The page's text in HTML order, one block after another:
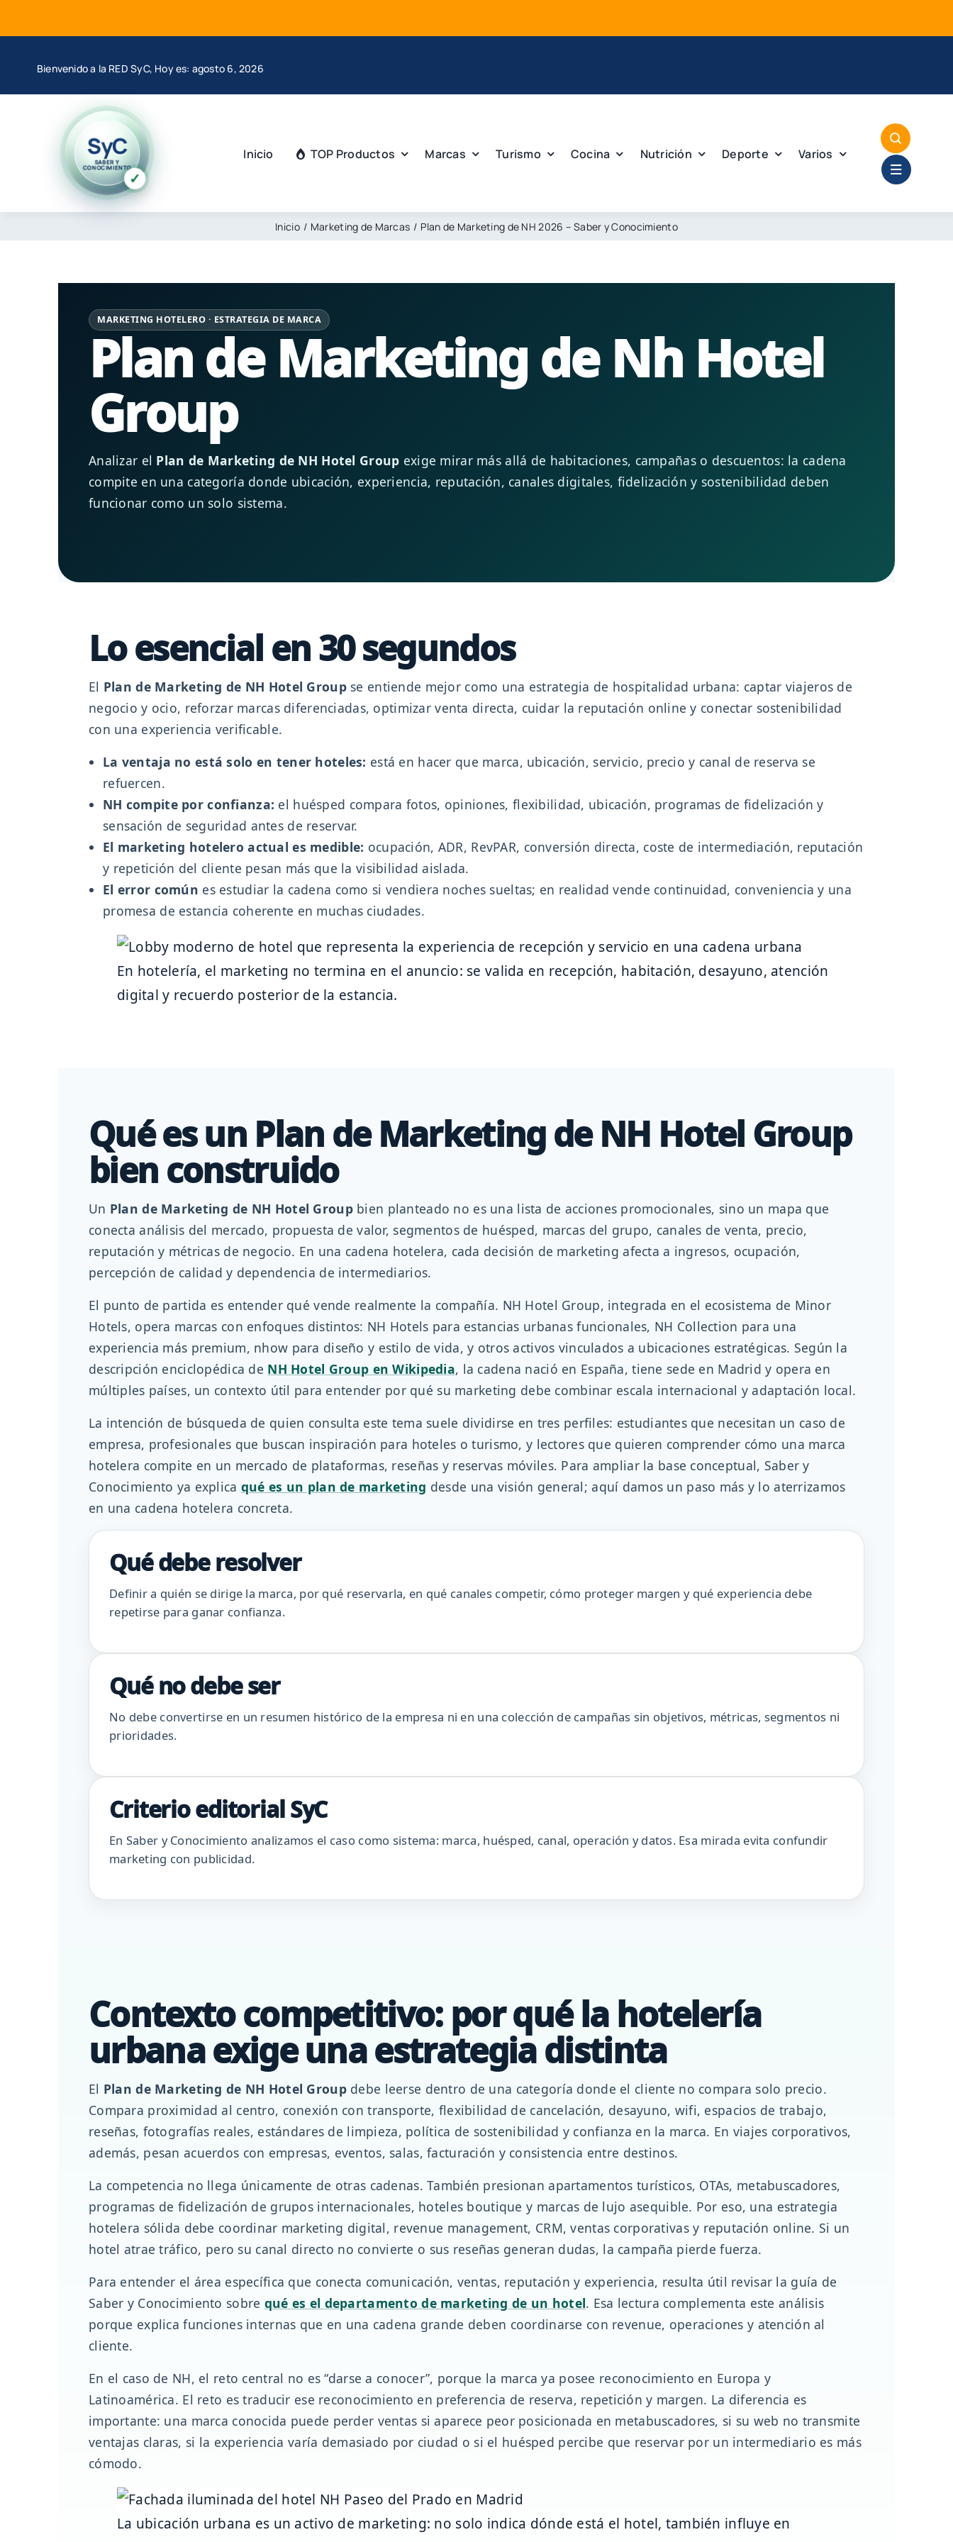
al
Bienvenido a la RED SyC, Hoy es: agosto 6, 2026
SyC
SABER Y
CONOCIMIENTO
✓
Inicio TOP Productos Marcas Turismo Cocina Nutrición Deporte Varios
Inicio Marketing de Marcas Plan de Marketing de NH 2026 – Saber y Conocimiento
MARKETING HOTELERO · ESTRATEGIA DE MARCA
Plan de Marketing de Nh Hotel
Group
Analizar el Plan de Marketing de NH Hotel Group exige mirar más allá de habitaciones, campañas o descuentos: la cadena
compite en una categoría donde ubicación, experiencia, reputación, canales digitales, fidelización y sostenibilidad deben
funcionar como un solo sistema.
Lo esencial en 30 segundos
El Plan de Marketing de NH Hotel Groupse entiende mejor como una estrategia de hospitalidad urbana: captar viajeros de
negocio y ocio, reforzar marcas diferenciadas, optimizar venta directa, cuidar la reputación online y conectar sostenibilidad
con una experiencia verificable.
La ventaja no está solo en tener hoteles: está en hacer que marca, ubicación, servicio, precio y canal de reserva se
refuercen.
NH compite por confianza: el huésped compara fotos, opiniones, flexibilidad, ubicación, programas de fidelización y
sensación de seguridad antes de reservar.
El marketing hotelero actual es medible: ocupación, ADR, RevPAR, conversión directa, coste de intermediación, reputación
y repetición del cliente pesan más que la visibilidad aislada.
El error común es estudiar la cadena como si vendiera noches sueltas; en realidad vende continuidad, conveniencia y una
promesa de estancia coherente en muchas ciudades.
En hotelería, el marketing no termina en el anuncio: se valida en recepción, habitación, desayuno, atención
digital y recuerdo posterior de la estancia.
Qué es un Plan de Marketing de NH Hotel Group
bien construido
Un Plan de Marketing de NH Hotel Groupbien planteado no es una lista de acciones promocionales, sino un mapa que
conecta análisis del mercado, propuesta de valor, segmentos de huésped, marcas del grupo, canales de venta, precio,
reputación y métricas de negocio. En una cadena hotelera, cada decisión de marketing afecta a ingresos, ocupación,
percepción de calidad y dependencia de intermediarios.
El punto de partida es entender qué vende realmente la compañía. NH Hotel Group, integrada en el ecosistema de Minor
Hotels, opera marcas con enfoques distintos: NH Hotels para estancias urbanas funcionales, NH Collection para una
experiencia más premium, nhow para diseño y estilo de vida, y otros activos vinculados a ubicaciones estratégicas. Según la
descripción enciclopédica de NH Hotel Group en Wikipedia, la cadena nació en España, tiene sede en Madrid y opera en
múltiples países, un contexto útil para entender por qué su marketing debe combinar escala internacional y adaptación local.
La intención de búsqueda de quien consulta este tema suele dividirse en tres perfiles: estudiantes que necesitan un caso de
empresa, profesionales que buscan inspiración para hoteles o turismo, y lectores que quieren comprender cómo una marca
hotelera compite en un mercado de plataformas, reseñas y reservas móviles. Para ampliar la base conceptual, Saber y
Conocimiento ya explica qué es un plan de marketing desde una visión general; aquí damos un paso más y lo aterrizamos
en una cadena hotelera concreta.
Qué debe resolver
Definir a quién se dirige la marca, por qué reservarla, en qué canales competir, cómo proteger margen y qué experiencia debe
repetirse para ganar confianza.
Qué no debe ser
No debe convertirse en un resumen histórico de la empresa ni en una colección de campañas sin objetivos, métricas, segmentos ni
prioridades.
Criterio editorial SyC
En Saber y Conocimiento analizamos el caso como sistema: marca, huésped, canal, operación y datos. Esa mirada evita confundir
marketing con publicidad.
Contexto competitivo: por qué la hotelería
urbana exige una estrategia distinta
El Plan de Marketing de NH Hotel Groupdebe leerse dentro de una categoría donde el cliente no compara solo precio.
Compara proximidad al centro, conexión con transporte, flexibilidad de cancelación, desayuno, wifi, espacios de trabajo,
reseñas, fotografías reales, estándares de limpieza, política de sostenibilidad y confianza en la marca. En viajes corporativos,
además, pesan acuerdos con empresas, eventos, salas, facturación y consistencia entre destinos.
La competencia no llega únicamente de otras cadenas. También presionan apartamentos turísticos, OTAs, metabuscadores,
programas de fidelización de grupos internacionales, hoteles boutique y marcas de lujo asequible. Por eso, una estrategia
hotelera sólida debe coordinar marketing digital, revenue management, CRM, ventas corporativas y reputación online. Si un
hotel atrae tráfico, pero su canal directo no convierte o sus reseñas generan dudas, la campaña pierde fuerza.
Para entender el área específica que conecta comunicación, ventas, reputación y experiencia, resulta útil revisar la guía de
Saber y Conocimiento sobre qué es el departamento de marketing de un hotel. Esa lectura complementa este análisis
porque explica funciones internas que en una cadena grande deben coordinarse con revenue, operaciones y atención al
cliente.
En el caso de NH, el reto central no es “darse a conocer”, porque la marca ya posee reconocimiento en Europa y
Latinoamérica. El reto es traducir ese reconocimiento en preferencia de reserva, repetición y margen. La diferencia es
importante: una marca conocida puede perder ventas si aparece peor posicionada en metabuscadores, si su web no transmite
ventajas claras, si la experiencia varía demasiado por ciudad o si el huésped percibe que reservar por un intermediario es más
cómodo.
La ubicación urbana es un activo de marketing: no solo indica dónde está el hotel, también influye en